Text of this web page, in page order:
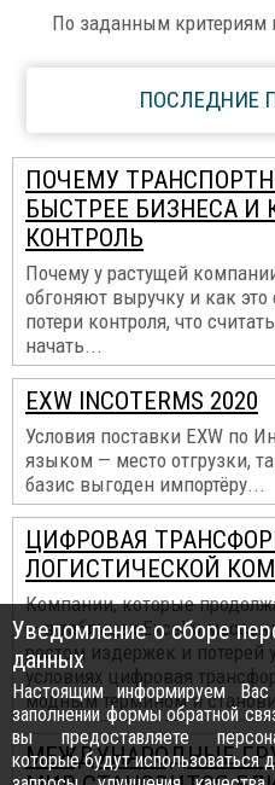
По заданным критериям
ПОСЛЕДНИЕ
ПОЧЕМУ
БЫСТРЕЕ БИЗНЕСА И
КОНТРОЛЬ
Почему у растущей
обгоняют выручку и как
потери контроля, что
начать...
EXW INCOTERMS 2020
Условия поставки EXW по
языком — место отгрузки,
базис выгоден импортёру...
ЦИФРОВАЯ
ЛОГИСТИЧЕСКОЙ
Компании, которые
— в таблицах Excel и
ростом издержек и потерей
условиях цифровая
модным термином и
МЕЖДУНАРОДНЫЕ
Уведомление о сборе
данных
Настоящим информируем
заполнении формы обратной
вы предоставляете
которые будут использоваться